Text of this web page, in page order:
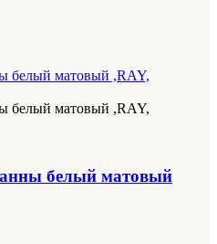
белый матовый